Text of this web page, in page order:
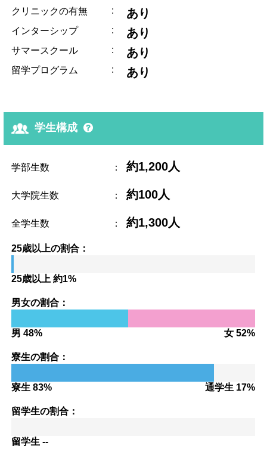
クリニックの有無 : あり
インターシップ : あり
サマースクール : あり
留学プログラム : あり
学生構成
学部生数 ： 約1,200人
大学院生数 ： 約100人
全学生数 ： 約1,300人
25歳以上の割合：
25歳以上 約1%
男女の割合：
男 48% 女 52%
寮生の割合：
寮生 83% 通学生 17%
留学生の割合：
留学生 --